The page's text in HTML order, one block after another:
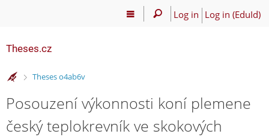
Log in Log in (EduId)
Theses.cz
>
Theses o4ab6v
Posouzení výkonnosti koní plemene
český teplokrevník ve skokových